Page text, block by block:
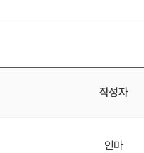
작성자
인마